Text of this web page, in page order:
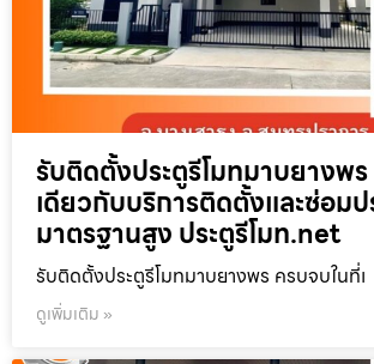
รับติดตั้งประตูรีโมทมาบยางพ
เดียวกับบริการติดตั้งและซ่อมป
มาตรฐานสูง ประตูรีโมท.net
รับติดตั้งประตูรีโมทมาบยางพร ครบจบในที่เ
ดูเพิ่มเติม »